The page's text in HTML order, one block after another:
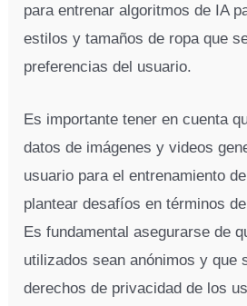
para entrenar algoritmos de IA
estilos y tamaños de ropa que
preferencias del usuario.
Es importante tener en cuenta
datos de imágenes y videos
usuario para el entrenamiento
plantear desafíos en términos
Es fundamental asegurarse de
utilizados sean anónimos y que
derechos de privacidad de los